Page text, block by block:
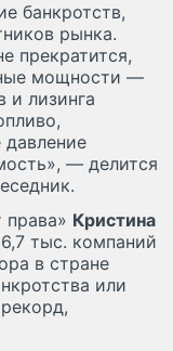
банкротств,
рынка.
прекратится,
мощности —
и лизинга
— делится
Кристина
тыс. компаний
в стране
или